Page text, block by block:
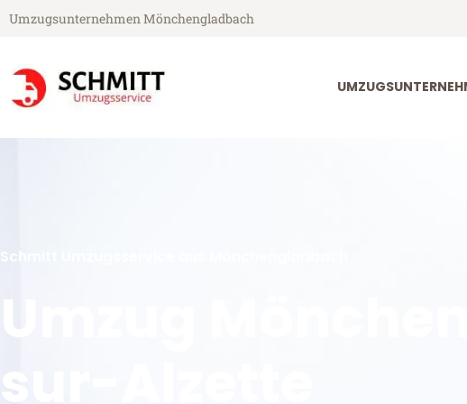
Umzugsunternehmen Mönchengladbach
Umzug